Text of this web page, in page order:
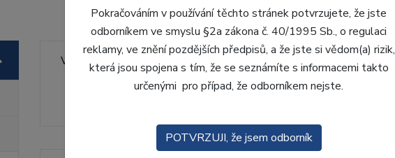
Výrobce:
Výchozí
Pokračováním v používání těchto stránek potvrzujete, že jste
odborníkem ve smyslu §2a zákona č. 40/1995 Sb., o regulaci
reklamy, ve znění pozdějších předpisů, a že jste si vědom(a) rizik,
která jsou spojena s tím, že se seznámíte s informacemi takto
určenými pro případ, že odborníkem nejste.
POTVRZUJI, že jsem odborník